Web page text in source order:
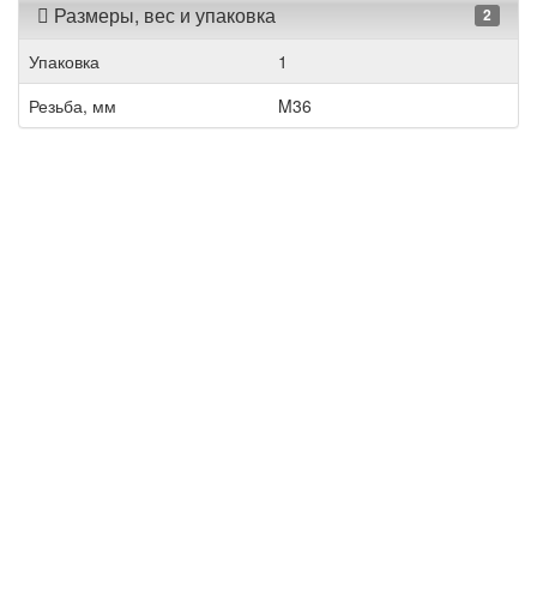
Размеры, вес и упаковка 2
Упаковка
1
Резьба, мм
M36